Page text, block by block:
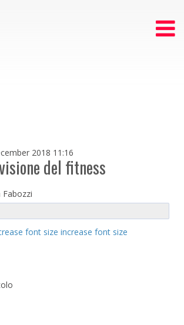
2018 11:16
del fitness
Fabozzi
font size increase font size